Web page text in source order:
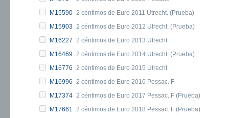
M15590 2 céntimos de Euro 2011 Utrecht. (Prueba)
M15903
2 céntimos de Euro 2012 Utrecht. (Prueba)
M16227
2 céntimos de Euro 2013 Utrecht.
M16469
2 céntimos de Euro 2014 Utrecht. (Prueba)
M16776
2 céntimos de Euro 2015 Utrecht.
M16996
2 céntimos de Euro 2016 Pessac. F
M17374 2 céntimos de Euro 2017 Pessac. F (Prueba)
M17661
2 céntimos de Euro 2018 Pessac. F (Prueba)